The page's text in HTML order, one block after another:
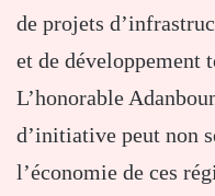
de projets
et de développement
L’honorable
d’initiative peut non
l’économie de ces